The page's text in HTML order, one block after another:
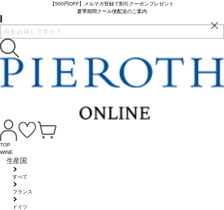
【500円OFF】メルマガ登録で割引クーポンプレゼント
夏季期間クール便配送のご案内
TOP
WINE
生産国
すべて
フランス
ドイツ